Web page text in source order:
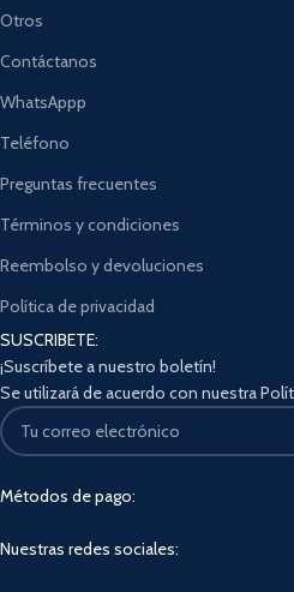
Otros
Contáctanos
WhatsAppp
Teléfono
Preguntas frecuentes
Términos y condiciones
Reembolso y devoluciones
Política de privacidad
SUSCRIBETE:
¡Suscríbete a nuestro boletín!
Se utilizará de acuerdo con nuestra
Métodos de pago:
Nuestras redes sociales: